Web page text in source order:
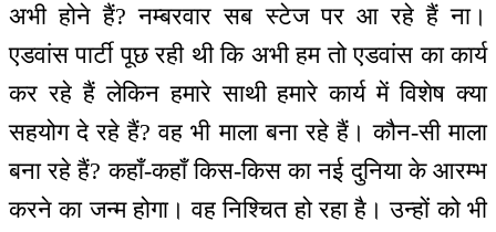
अभी होने हैं? नम्बरवार सब स्टेज पर आ रहे हैं ना।
एडवांस पार्टी पूछ रही थी कि अभी हम तो एडवांस का कार्य
कर रहे हैं लेकिन हमारे साथी हमारे कार्य में विशेष क्या
सहयोग दे रहे हैं? वह भी माला बना रहे हैं। कौन-सी माला
बना रहे हैं? कहाँ-कहाँ किस-किस का नई दुनिया के आरम्भ
करने का जन्म होगा। वह निश्चित हो रहा है। उन्हों को भी